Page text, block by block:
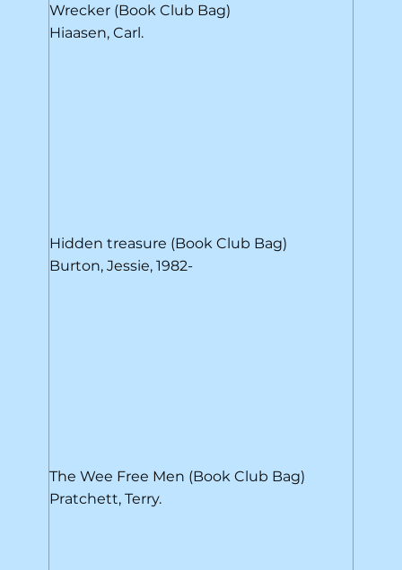
Hiaasen, Carl.
Wrecker (Book Club Bag)
Burton, Jessie, 1982-
Hidden treasure (Book Club Bag)
Pratchett, Terry.
The Wee Free Men (Book Club Bag)